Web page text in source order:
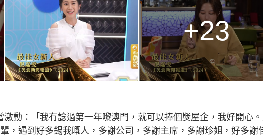
+23
動：「我冇諗過第一年嚟澳門，就可以捧個獎屋企，我好開心
，遇到好多錫我嘅人，多謝公司，多謝主席，多謝珍姐，好多謝